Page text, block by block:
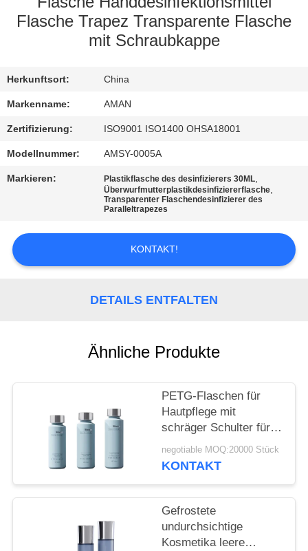
WERKSBESICHTIGUNG
QUALITÄTSKONTROLLE
KONTAKT
MIT
UNS
NACHRICHT
FÄLLE
ANGEBOT
PRIVACY
POLICY
Flasche Trapez Transparente Flasche
mit Schraubkappe
Herkunftsort: China
Markenname: AMAN
Zertifizierung: ISO9001 ISO1400 OHSA18001
Modellnummer: AMSY-0005A
Markieren: Plastikflasche des desinfizierers 30ML,
Überwurfmutterplastikdesinfiziererflasche,
Transparenter Flaschendesinfizierer des
Paralleltrapezes
KONTAKT!
DETAILS ENTFALTEN
Ähnliche Produkte
PETG-Flaschen für
Hautpflege mit
schräger Schulter für
High-End-Marken mit
CMYK-Druck und
negotiable MOQ:20000 Stück
KONTAKT
Gefrostete
undurchsichtige
Kosmetika leere